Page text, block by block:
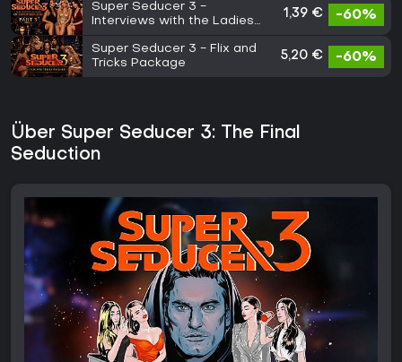
Super Seducer 3 -
Interviews with the Ladies
1,39 € -60%
Super Seducer 3 - Flix and
Tricks Package
5,20 € -60%
Über Super Seducer 3: The Final
Seduction